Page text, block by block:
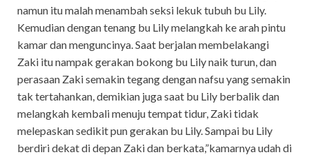
namun itu malah menambah seksi lekuk tubuh bu Lily.
Kemudian dengan tenang bu Lily melangkah ke arah pintu
kamar dan menguncinya. Saat berjalan membelakangi
Zaki itu nampak gerakan bokong bu Lily naik turun, dan
perasaan Zaki semakin tegang dengan nafsu yang semakin
tak tertahankan, demikian juga saat bu Lily berbalik dan
melangkah kembali menuju tempat tidur, Zaki tidak
melepaskan sedikit pun gerakan bu Lily. Sampai bu Lily
berdiri dekat di depan Zaki dan berkata,”kamarnya udah di